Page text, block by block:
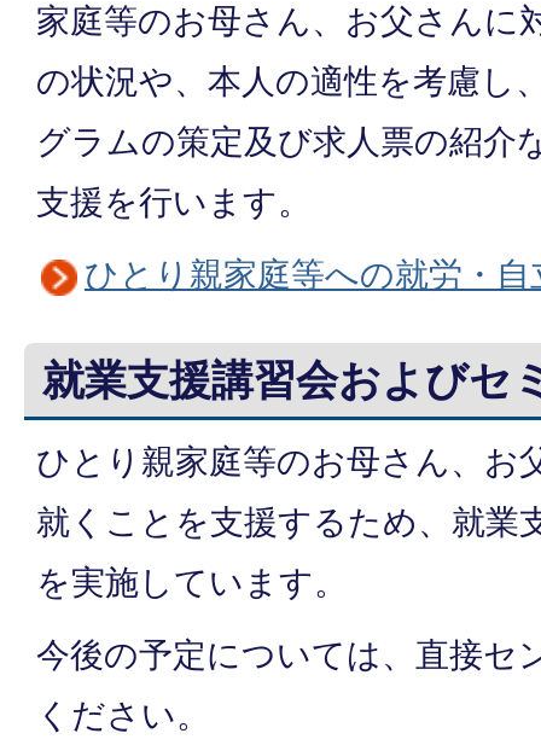
家庭等のお母さん、お父さんに
の状況や、本人の適性を考慮し
グラムの策定及び求人票の紹介
支援を行います。
ひとり親家庭等への就労・
就業支援講習会およびセ
ひとり親家庭等のお母さん、お
就くことを支援するため、就業
を実施しています。
今後の予定については、直接セ
ください。